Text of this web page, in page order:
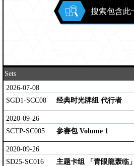
搜索包含此
Sets
2026-07-08
SGD1-SCC08
经典时光牌组 代行者
2020-09-26
SCTP-SC005
参赛包 Volume 1
2020-09-26
SD25-SC016
主题卡组 「青眼龍轰临」